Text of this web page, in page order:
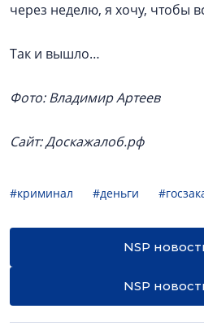
через неделю, я хочу, чтобы
Так и вышло…
Фото: Владимир Артеев
Сайт: Доскажалоб.рф
#криминал #деньги
NSP
NSP